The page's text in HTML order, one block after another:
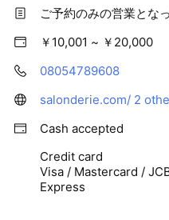
ご予約のみの営業とな
￥10,001 ~ ￥20,000
08054789608
salonderie.com/ 2
Cash accepted
Credit card
Visa / Mastercard /
Express